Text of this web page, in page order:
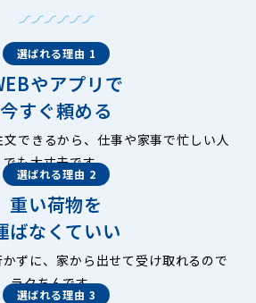
選ばれる理由 1
やアプリで
今すぐ頼める
できるから、仕事や家事で忙しい人
でも大丈夫です。
選ばれる理由 2
重い荷物を
ばなくていい
ずに、家から出せて受け取れるので
ラクちんです。
選ばれる理由 3